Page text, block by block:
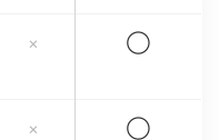
× ◯
× ◯